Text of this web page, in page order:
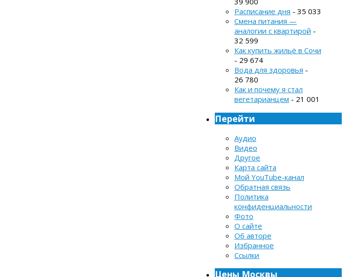
Расписание дня - 35 033
Смена питания —
аналогии с квартирой -
32 599
Как купить жильё в Сочи
- 29 674
Вода для здоровья -
26 780
Как и почему я стал
вегетарианцем - 21 001
Перейти
Аудио
Видео
Другое
Карта сайта
Мой YouTube-канал
Обратная связь
Политика
конфиденциальности
Фото
О сайте
Об авторе
Избранное
Ссылки
Цены Москвы